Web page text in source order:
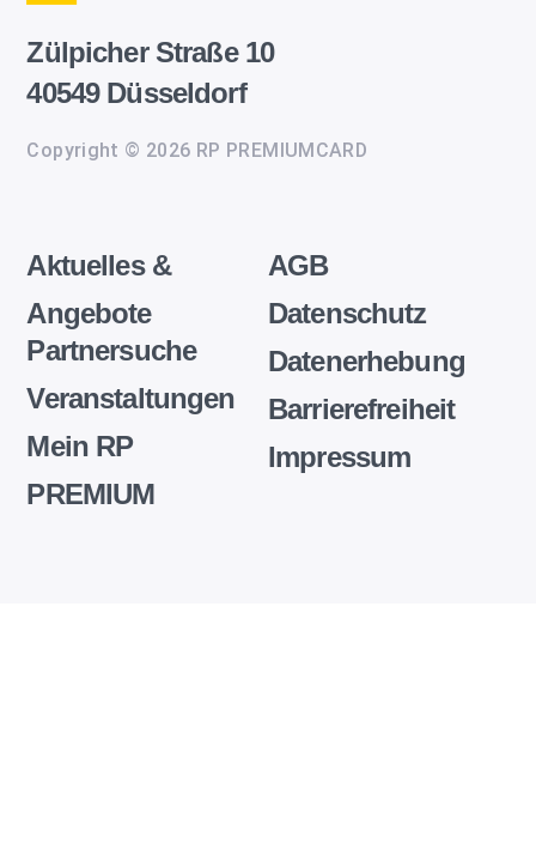
Zülpicher Straße 10
40549 Düsseldorf
Copyright © 2026 RP PREMIUMCARD
Aktuelles &
Angebote
Partnersuche
Veranstaltungen
Mein RP
PREMIUM
AGB
Datenschutz
Datenerhebung
Barrierefreiheit
Impressum